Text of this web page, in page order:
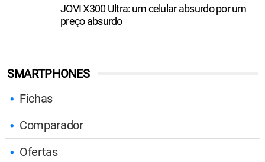
SMARTPHONES
Fichas
Comparador
Ofertas
JOVI X300 Ultra: um celular absurdo por um
preço absurdo